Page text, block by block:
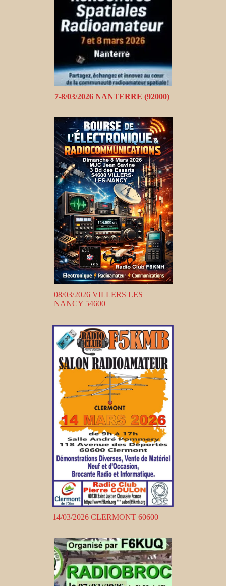
7-8/03/2026 NANTERRE (92000)
08/03/2026 VILLERS LES
NANCY 54600
14/03/2026 CLERMONT 60600